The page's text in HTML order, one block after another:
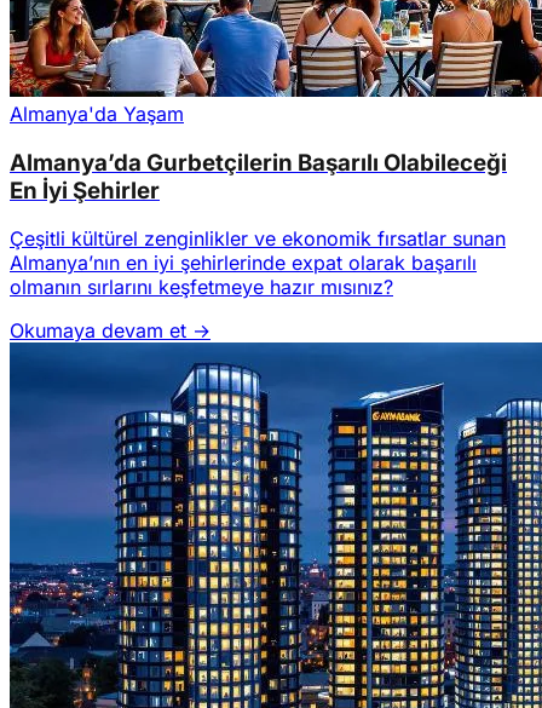
Almanya'da Yaşam
Almanya’da Gurbetçilerin Başarılı Olabileceği
En İyi Şehirler
Çeşitli kültürel zenginlikler ve ekonomik fırsatlar sunan
Almanya’nın en iyi şehirlerinde expat olarak başarılı
olmanın sırlarını keşfetmeye hazır mısınız?
Okumaya devam et →